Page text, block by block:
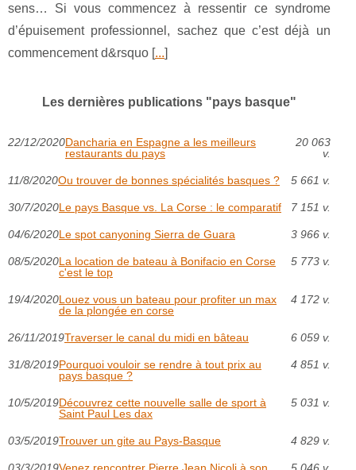
sens… Si vous commencez à ressentir ce syndrome
d’épuisement professionnel, sachez que c’est déjà un
commencement d&rsquo [...]
Les dernières publications "pays basque"
22/12/2020Dancharia en Espagne a les meilleurs
restaurants du pays
20 063
v.
11/8/2020Ou trouver de bonnes spécialités basques ? 5 661 v.
30/7/2020Le pays Basque vs. La Corse : le comparatif 7 151 v.
04/6/2020Le spot canyoning Sierra de Guara 3 966 v.
08/5/2020La location de bateau à Bonifacio en Corse
c'est le top
5 773 v.
19/4/2020Louez vous un bateau pour profiter un max
de la plongée en corse
4 172 v.
26/11/2019Traverser le canal du midi en bâteau 6 059 v.
31/8/2019Pourquoi vouloir se rendre à tout prix au
pays basque ?
4 851 v.
10/5/2019Découvrez cette nouvelle salle de sport à
Saint Paul Les dax
5 031 v.
03/5/2019Trouver un gite au Pays-Basque 4 829 v.